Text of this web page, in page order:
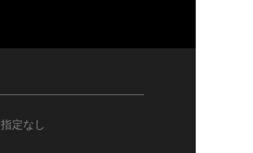
指定なし